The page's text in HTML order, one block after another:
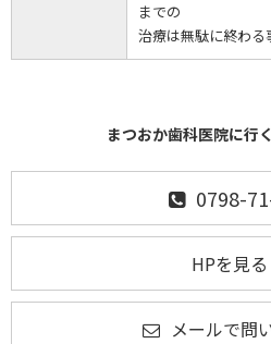
までの
治療は無駄に終わる
まつおか歯科医院に行
0798-
HPを見る
メールで問